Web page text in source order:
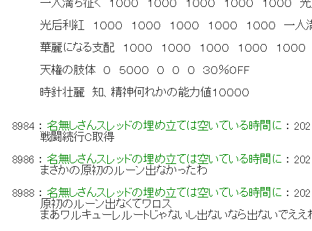
一人満ち征く １０００ １０００ １０００ １０００ １０
光后利紅 １０００ １０００ １０００ １０００ １０００
華麗になる支配 １０００ １０００ １０００ １０００ １
天権の肢体 ０ ５０００ ０ ０ ０ ３０％OFF
時針壮麗 知、精神何れかの能力値１００００
8984 ：名無しさんスレッドの埋め立ては空いている時間に ：
戦闘続行C取得
8986 ：名無しさんスレッドの埋め立ては空いている時間に ：
まさかの原初のルーン出なかったわ
8988 ：名無しさんスレッドの埋め立ては空いている時間に ：
原初のルーン出なくてワロス
まあワルキューレルートじゃないし出ないなら出ないでええ